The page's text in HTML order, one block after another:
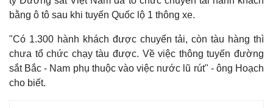
bằng ô tô sau khi tuyến Quốc lộ 1 thông xe.
"Có 1.300 hành khách được chuyển tải, còn tàu hàng thì
chưa tổ chức chạy tàu được. Về việc thông tuyến đường
sắt Bắc - Nam phụ thuộc vào việc nước lũ rút" - ông Hoạch
cho biết.